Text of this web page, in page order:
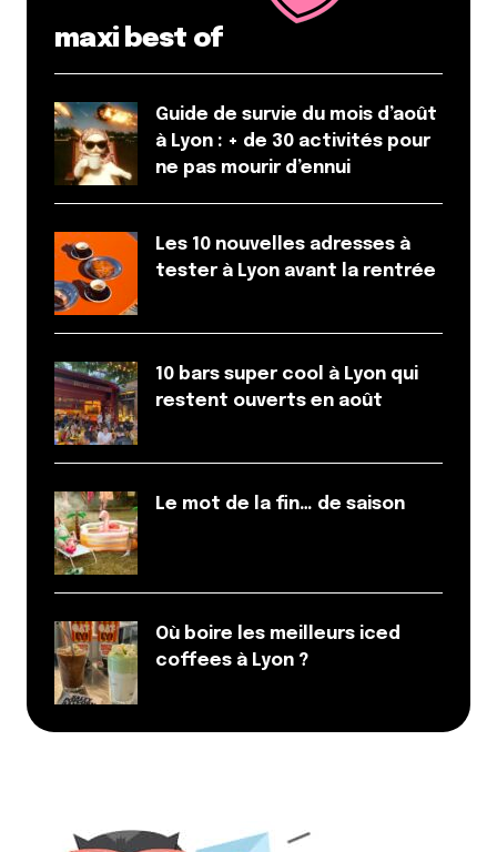
rete pas longtemps à vivre
Overk
1 juin 2025 à 21 h 51 min
Répondre
Je mérite de gagner un week-end au Village
Huttopia Pays de Condrieu car cet été je n’aurai pas
de congés et donc ça sera l’occasion parfaite pour
décompresser
Dominika
27 mai 2025 à 9 h 43 min
Répondre
Je mérite de gagner un week-end au Village
Huttopia Pays de Condrieu car ma tribu et moi
avons besoin de
Emeric
27 mai 2025 à 19 h 06 min
Répondre
Je mérite de gagner un week-end au Village
Huttopia Pays de Condrieu car ça a l’air génial et
Bilissoute
27 mai 2025 à 9 h 50 min
Laura Metzinger
maxi best of
Guide de survie du mois d’août
à Lyon : + de 30 activités pour
ne pas mourir d’ennui
Les 10 nouvelles adresses à
tester à Lyon avant la rentrée
10 bars super cool à Lyon qui
restent ouverts en août
Le mot de la fin… de saison
Où boire les meilleurs iced
coffees à Lyon ?